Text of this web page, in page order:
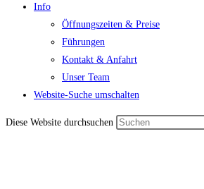
Info
Öffnungszeiten & Preise
Führungen
Kontakt & Anfahrt
Unser Team
Website-Suche umschalten
Diese Website durchsuchen